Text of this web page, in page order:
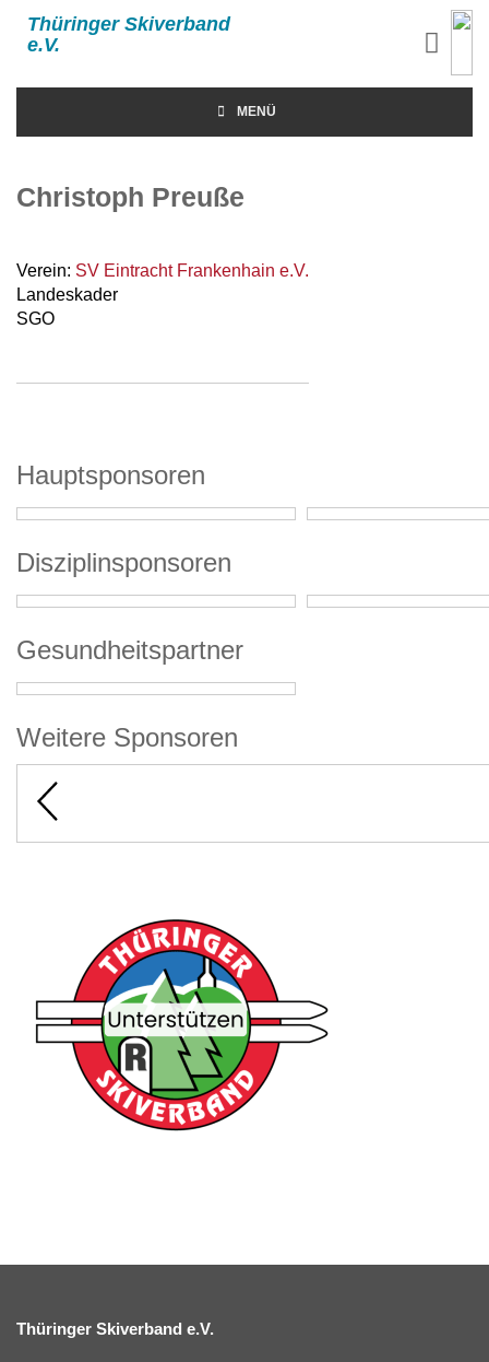
Thüringer Skiverband
e.V.
MENÜ
Christoph Preuße
Verein: SV Eintracht Frankenhain e.V.
Landeskader
SGO
Hauptsponsoren
Disziplinsponsoren
Gesundheitspartner
Weitere Sponsoren
Thüringer Skiverband e.V.